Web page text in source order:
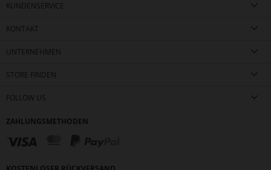
KUNDENSERVICE
KONTAKT
UNTERNEHMEN
STORE FINDEN
FOLLOW US
ZAHLUNGSMETHODEN